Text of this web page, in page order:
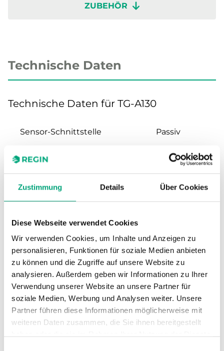
Zustimmung Details Über Cookies
Diese Webseite verwendet Cookies
Wir verwenden Cookies, um Inhalte und Anzeigen zu
personalisieren, Funktionen für soziale Medien anbieten
zu können und die Zugriffe auf unsere Website zu
analysieren. Außerdem geben wir Informationen zu Ihrer
Verwendung unserer Website an unsere Partner für
soziale Medien, Werbung und Analysen weiter. Unsere
Partner führen diese Informationen möglicherweise mit
weiteren Daten zusammen, die Sie ihnen bereitgestellt
ZUBEHÖR
Technische Daten
Technische Daten für TG-A130
Sensor-Schnittstelle Passiv
Display Nein
Medientemperatur
0…30 °C
Kabellänge
Messbereich, Temperatur 0…30 °C
Nennwiderstand
NTC,
15...10 kΩ
Technische Daten für TG-A1xx –